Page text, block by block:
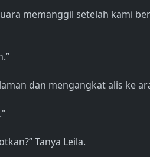
memanggil setelah kami
dan mengangkat alis ke
Tanya Leila.